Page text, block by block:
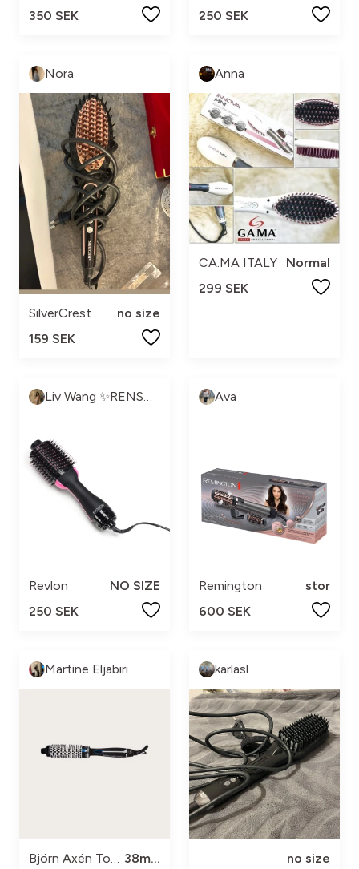
350 SEK
250 SEK
Nora
SilverCrest
no size
159 SEK
Anna
CA.MA ITALY
Normal
299 SEK
Revlon
NO SIZE
250 SEK
Ava
Remington
stor
600 SEK
Martine Eljabiri
38mm
karlasl
no size